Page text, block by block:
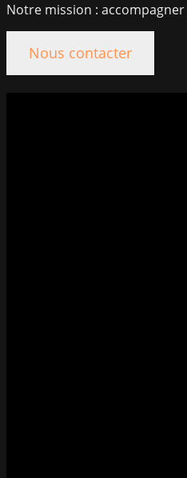
Notre mission :
Nous contacter